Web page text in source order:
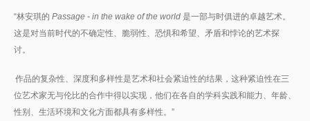
“林安琪的 Passage - in the wake of the world 是一部与时俱进的卓越艺术。
这是对当前时代的不确定性、脆弱性、恐惧和希望、矛盾和悖论的艺术探
讨。
作品的复杂性、深度和多样性是艺术和社会紧迫性的结果，这种紧迫性在三
位艺术家无与伦比的合作中得以实现，他们在各自的学科实践和能力、年龄、
性别、生活环境和文化方面都具有多样性。”